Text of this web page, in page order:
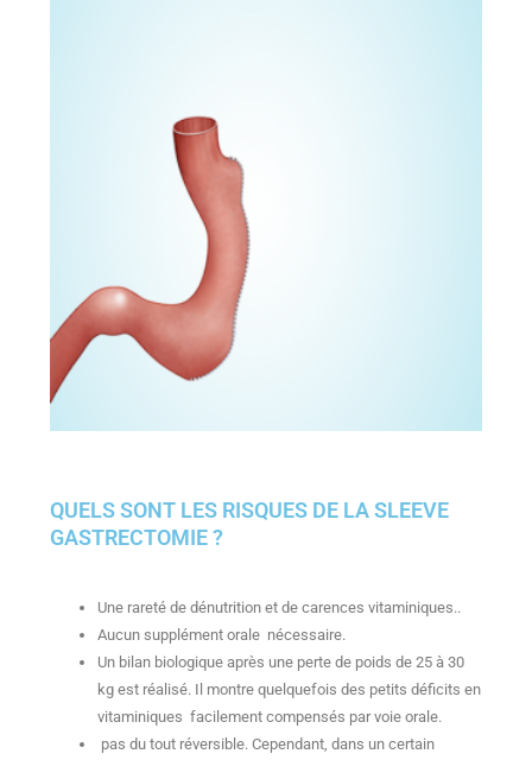
QUELS SONT LES RISQUES DE LA SLEEVE
GASTRECTOMIE ?
Une rareté de dénutrition et de carences vitaminiques..
Aucun supplément orale nécessaire.
Un bilan biologique après une perte de poids de 25 à 30
kg est réalisé. Il montre quelquefois des petits déficits en
vitaminiques facilement compensés par voie orale.
pas du tout réversible. Cependant, dans un certain